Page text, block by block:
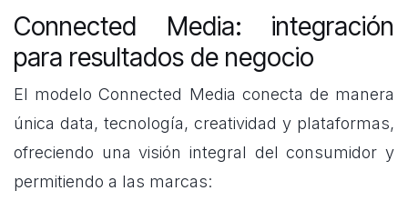
Connected Media: integración
para resultados de negocio
El modelo Connected Media conecta de manera
única data, tecnología, creatividad y plataformas,
ofreciendo una visión integral del consumidor y
permitiendo a las marcas: